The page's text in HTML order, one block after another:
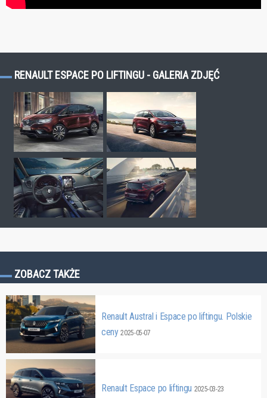
RENAULT ESPACE PO LIFTINGU - GALERIA ZDJĘĆ
ZOBACZ TAKŻE
Renault Austral i Espace po liftingu. Polskie
ceny2025-05-07
Renault Espace po liftingu 2025-03-23